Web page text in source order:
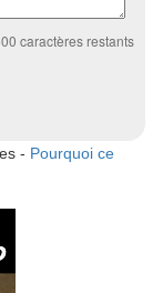
caractères restants
- Pourquoi ce